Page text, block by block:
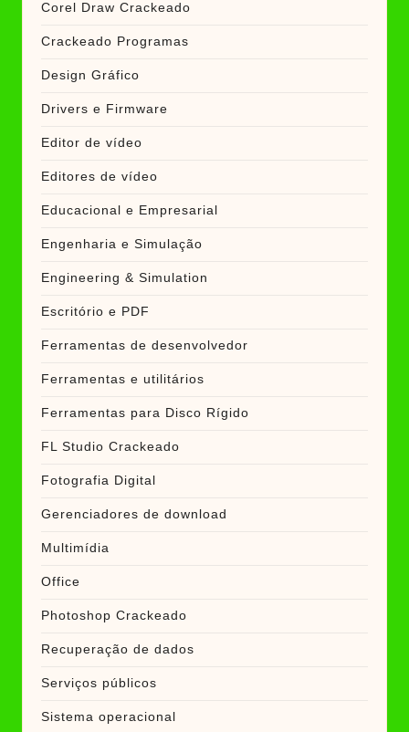
Corel Draw Crackeado
Crackeado Programas
Design Gráfico
Drivers e Firmware
Editor de vídeo
Editores de vídeo
Educacional e Empresarial
Engenharia e Simulação
Engineering & Simulation
Escritório e PDF
Ferramentas de desenvolvedor
Ferramentas e utilitários
Ferramentas para Disco Rígido
FL Studio Crackeado
Fotografia Digital
Gerenciadores de download
Multimídia
Office
Photoshop Crackeado
Recuperação de dados
Serviços públicos
Sistema operacional